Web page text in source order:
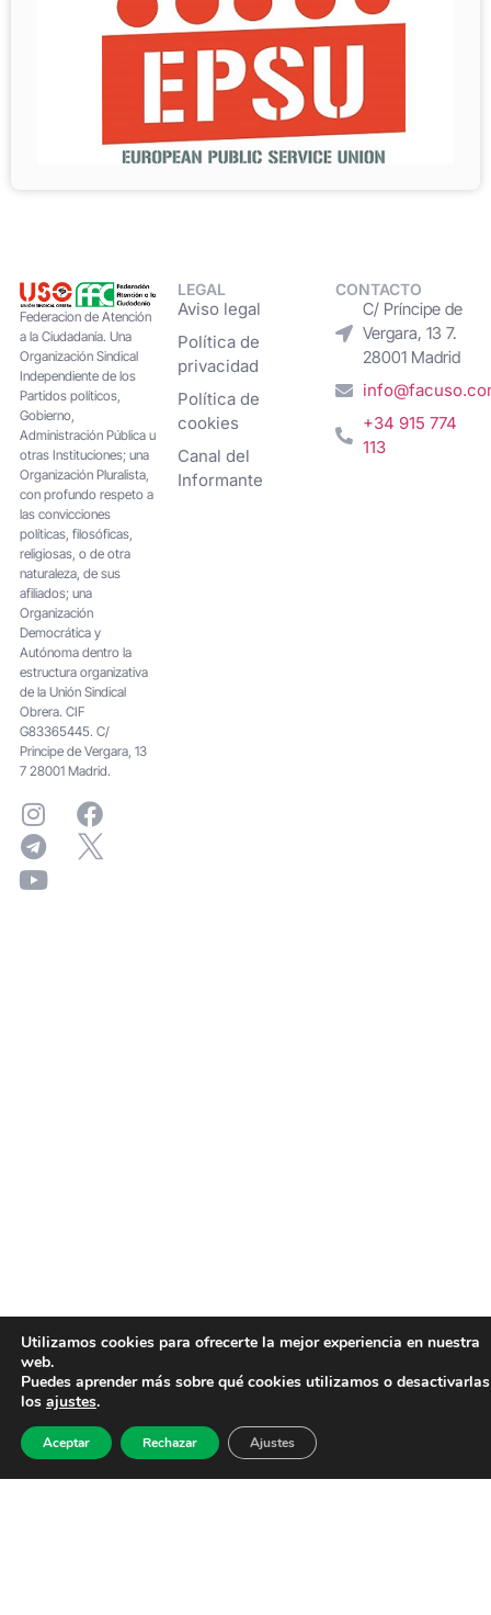
Federacion de Atención
a la Ciudadanía. Una
Organización Sindical
Independiente de los
Partidos políticos,
Gobierno,
Administración Pública u
otras Instituciones; una
Organización Pluralista,
con profundo respeto a
las convicciones
políticas, filosóficas,
religiosas, o de otra
naturaleza, de sus
afiliados; una
Organización
Democrática y
Autónoma dentro la
estructura organizativa
de la Unión Sindical
Obrera. CIF
G83365445. C/
Principe de Vergara, 13
7 28001 Madrid.
LEGAL
Aviso legal
Política de
privacidad
Política de
cookies
Canal del
Informante
CONTACTO
C/ Príncipe de
Vergara, 13 7.
28001 Madrid
+34 915 774
113
Utilizamos cookies para ofrecerte la mejor experiencia en nuestra
web.
Puedes aprender más sobre qué cookies utilizamos o
los ajustes.
Aceptar Rechazar Ajustes